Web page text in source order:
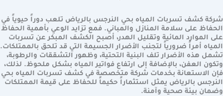
شركة كشف تسربات المياه بحي النرجس بالرياض تلعب دوراً حيوياً في
الحفاظ على سلامة المنازل والمباني. فمع تزايد الوعي بأهمية الحفاظ
على الموارد المائية وتقليل الهدر، أصبح الكشف المبكر عن تسربات
المياه أمراً ضرورياً لتجنب الأضرار الجسيمة التي قد تلحق بالممتلكات.
تشمل هذه الأضرار تلف البنية التحتية، وظهور التشققات والرطوبة،
وتكون العفن، بالإضافة إلى ارتفاع فواتير المياه بشكل ملحوظ. لذلك،
فإن الاستعانة بخدمات شركة متخصصة في كشف تسربات المياه بحي
النرجس بالرياض يمثل استثماراً حكيماً للحفاظ على قيمة الممتلكات
وضمان بيئة صحية وآمنة.